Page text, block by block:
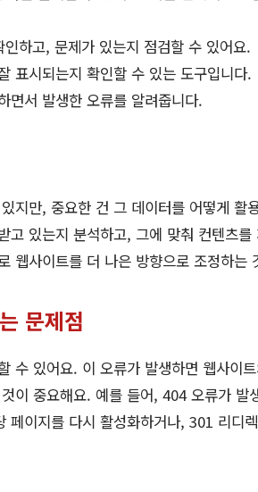
하고, 문제가 있는지 점검할 수 있어요.
표시되는지 확인할 수 있는 도구입니다.
면서 발생한 오류를 알려줍니다.
지만, 중요한 건 그 데이터를 어떻게 활
고 있는지 분석하고, 그에 맞춰 컨텐츠
웹사이트를 더 나은 방향으로 조정하는
문제점
수 있어요. 이 오류가 발생하면 웹사이
이 중요해요. 예를 들어, 404 오류가 발
이지를 다시 활성화하거나, 301 리디